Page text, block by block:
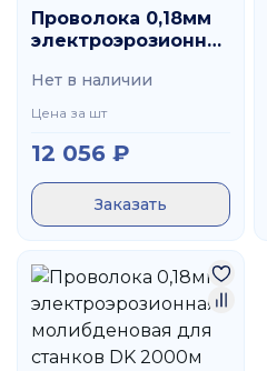
Проволока 0,18мм
электроэрозионная
SEMAT
Нет в наличии
Цена за шт
12 056 ₽
Заказать